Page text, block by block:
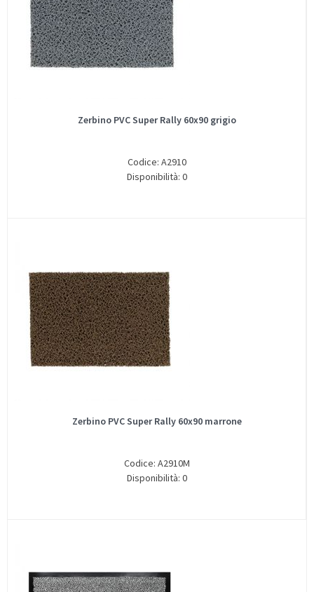
Zerbino PVC Super Rally 60x90 grigio
Codice: A2910
Disponibilità: 0
Zerbino PVC Super Rally 60x90 marrone
Codice: A2910M
Disponibilità: 0